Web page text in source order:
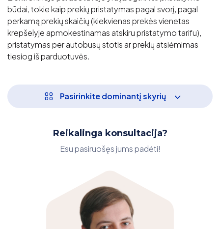
būdai, tokie kaip prekių pristatymas pagal svorį, pagal
perkamą prekių skaičių (kiekvienas prekės vienetas
krepšelyje apmokestinamas atskiru pristatymo tarifu),
pristatymas per autobusų stotis ar prekių atsiėmimas
tiesiog iš parduotuvės.
Pasirinkite dominantį skyrių
Reikalinga konsultacija?
Esu pasiruošęs jums padėti!